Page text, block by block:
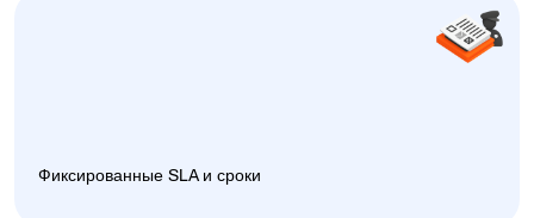
Фиксированные SLA и сроки